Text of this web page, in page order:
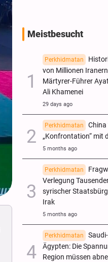
Meistbesucht
Perkhidmatan
von Millionen
Märtyrer-Führer
Ali Khamenei
29 days ago
Perkhidmatan
„Konfrontation“ mit
5 months ago
Perkhidmatan
Verlegung
syrischer
Irak
5 months ago
Perkhidmatan
Ägypten: Die
Region müssen